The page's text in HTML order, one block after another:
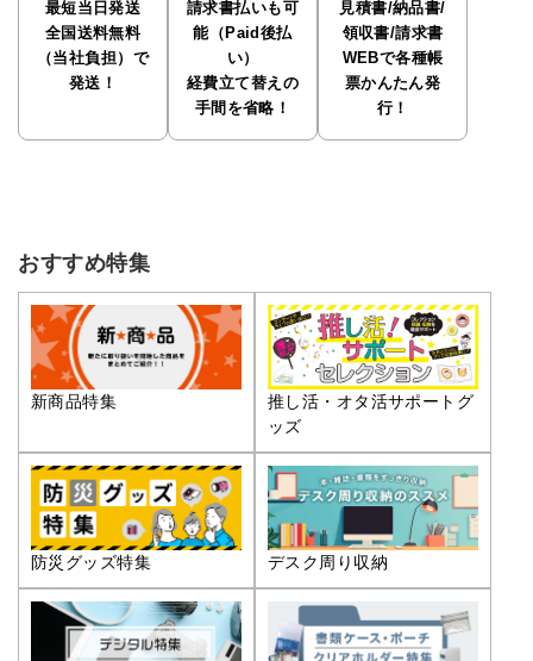
最短当日発送
全国送料無料
（当社負担）で
発送！
請求書払いも可
能（Paid後払
い）
経費立て替えの
手間を省略！
見積書/納品書/
領収書/請求書
WEBで各種帳
票かんたん発
行！
おすすめ特集
新商品特集
推し活・オタ活サポートグ
ッズ
防災グッズ特集 デスク周り収納